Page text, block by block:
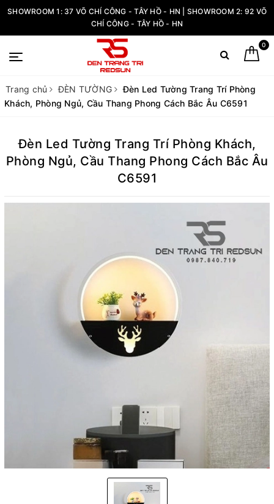
SHOWROOM 1: 37 VÕ CHÍ CÔNG - TÂY HỒ - HN | SHOWROOM 2: 92 VÕ
CHÍ CÔNG - TÂY HỒ - HN
0
Trang chủ ĐÈN TƯỜNG
Đèn Led Tường Trang Trí Phòng
Khách, Phòng Ngủ, Cầu Thang Phong Cách Bắc Âu C6591
Đèn Led Tường Trang Trí Phòng Khách,
Phòng Ngủ, Cầu Thang Phong Cách Bắc Âu
C6591